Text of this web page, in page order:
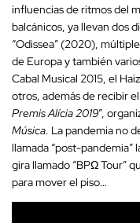
influencias de ritmos del
balcánicos, ya llevan dos
“Odissea” (2020),
de Europa y también
Cabal Musical 2015, el
otros, además de recibir
Premis Alícia 2019”,
Música. La pandemia no
llamada “post-
gira llamado “BPΩ Tour”
para mover el piso…